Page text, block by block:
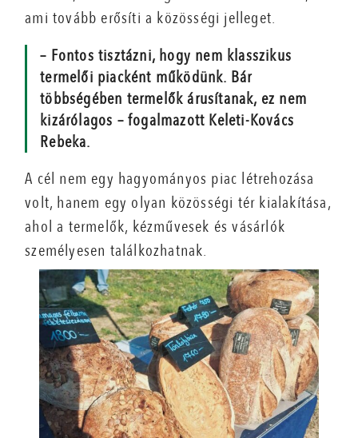
ami tovább erősíti a közösségi jelleget.
– Fontos tisztázni, hogy nem klasszikus
termelői piacként működünk. Bár
többségében termelők árusítanak, ez nem
kizárólagos – fogalmazott Keleti-Kovács
Rebeka.
A cél nem egy hagyományos piac létrehozása
volt, hanem egy olyan közösségi tér kialakítása,
ahol a termelők, kézművesek és vásárlók
személyesen találkozhatnak.